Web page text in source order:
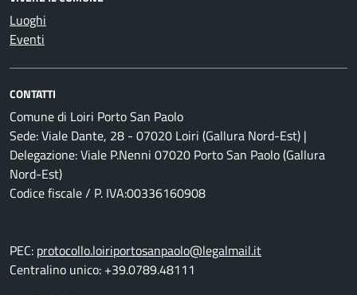
Luoghi
Eventi
CONTATTI
Comune di Loiri Porto San Paolo
Sede: Viale Dante, 28 - 07020 Loiri (Gallura Nord-Est) |
Delegazione: Viale P.Nenni 07020 Porto San Paolo (Gallura
Nord-Est)
Codice fiscale / P. IVA:00336160908
PEC: protocollo.loiriportosanpaolo@legalmail.it
Centralino unico: +39.0789.48111